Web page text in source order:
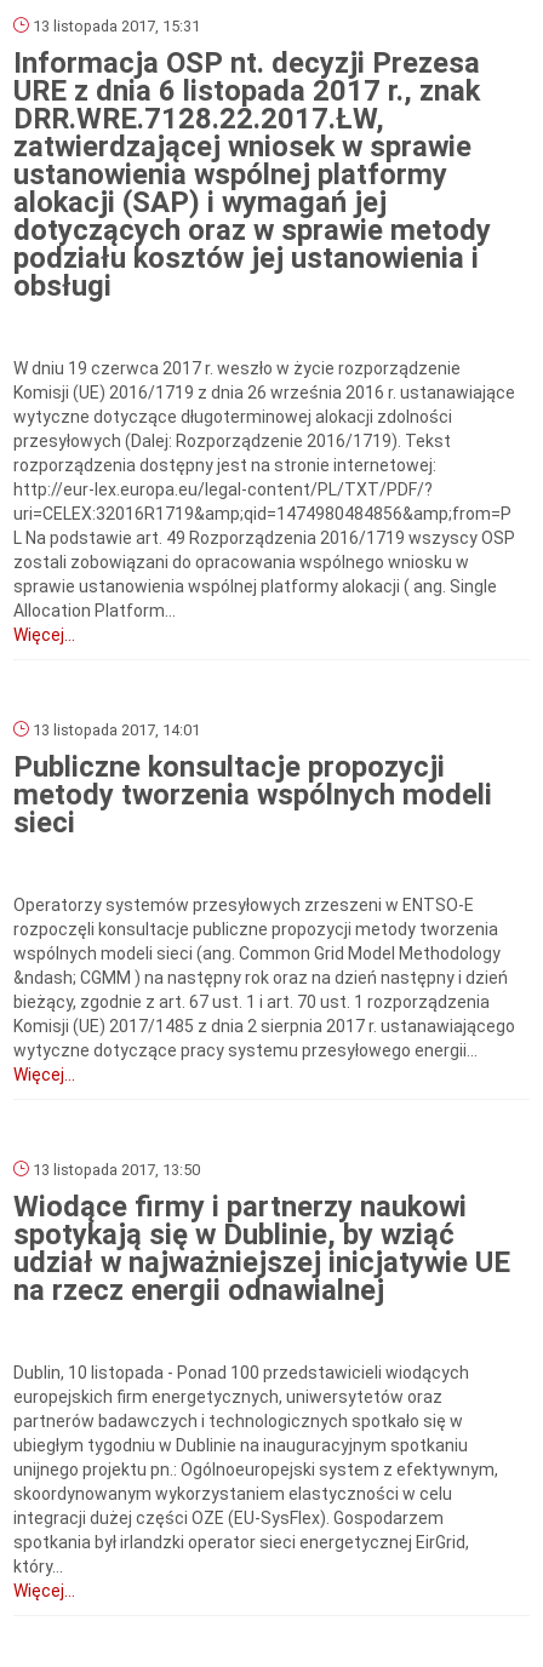
13 listopada 2017, 15:31
Informacja OSP nt. decyzji Prezesa
URE z dnia 6 listopada 2017 r., znak
DRR.WRE.7128.22.2017.ŁW,
zatwierdzającej wniosek w sprawie
ustanowienia wspólnej platformy
alokacji (SAP) i wymagań jej
dotyczących oraz w sprawie metody
podziału kosztów jej ustanowienia i
obsługi
W dniu 19 czerwca 2017 r. weszło w życie rozporządzenie
Komisji (UE) 2016/1719 z dnia 26 września 2016 r. ustanawiające
wytyczne dotyczące długoterminowej alokacji zdolności
przesyłowych (Dalej: Rozporządzenie 2016/1719). Tekst
rozporządzenia dostępny jest na stronie internetowej:
http://eur-lex.europa.eu/legal-content/PL/TXT/PDF/?
uri=CELEX:32016R1719&amp;qid=1474980484856&amp;from=P
L Na podstawie art. 49 Rozporządzenia 2016/1719 wszyscy OSP
zostali zobowiązani do opracowania wspólnego wniosku w
sprawie ustanowienia wspólnej platformy alokacji ( ang. Single
Allocation Platform...
Więcej...
13 listopada 2017, 14:01
Publiczne konsultacje propozycji
metody tworzenia wspólnych modeli
sieci
Operatorzy systemów przesyłowych zrzeszeni w ENTSO-E
rozpoczęli konsultacje publiczne propozycji metody tworzenia
wspólnych modeli sieci (ang. Common Grid Model Methodology
&ndash; CGMM ) na następny rok oraz na dzień następny i dzień
bieżący, zgodnie z art. 67 ust. 1 i art. 70 ust. 1 rozporządzenia
Komisji (UE) 2017/1485 z dnia 2 sierpnia 2017 r. ustanawiającego
wytyczne dotyczące pracy systemu przesyłowego energii...
Więcej...
13 listopada 2017, 13:50
Wiodące firmy i partnerzy naukowi
spotykają się w Dublinie, by wziąć
udział w najważniejszej inicjatywie UE
na rzecz energii odnawialnej
Dublin, 10 listopada - Ponad 100 przedstawicieli wiodących
europejskich firm energetycznych, uniwersytetów oraz
partnerów badawczych i technologicznych spotkało się w
ubiegłym tygodniu w Dublinie na inauguracyjnym spotkaniu
unijnego projektu pn.: Ogólnoeuropejski system z efektywnym,
skoordynowanym wykorzystaniem elastyczności w celu
integracji dużej części OZE (EU-SysFlex). Gospodarzem
spotkania był irlandzki operator sieci energetycznej EirGrid,
który...
Więcej...